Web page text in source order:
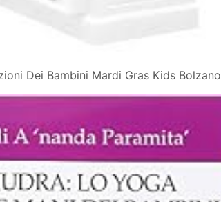
Dei Bambini Mardi Gras Kids Bolzano